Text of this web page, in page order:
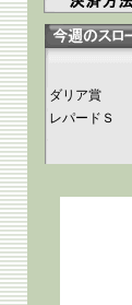
ダリア賞
レパードＳ